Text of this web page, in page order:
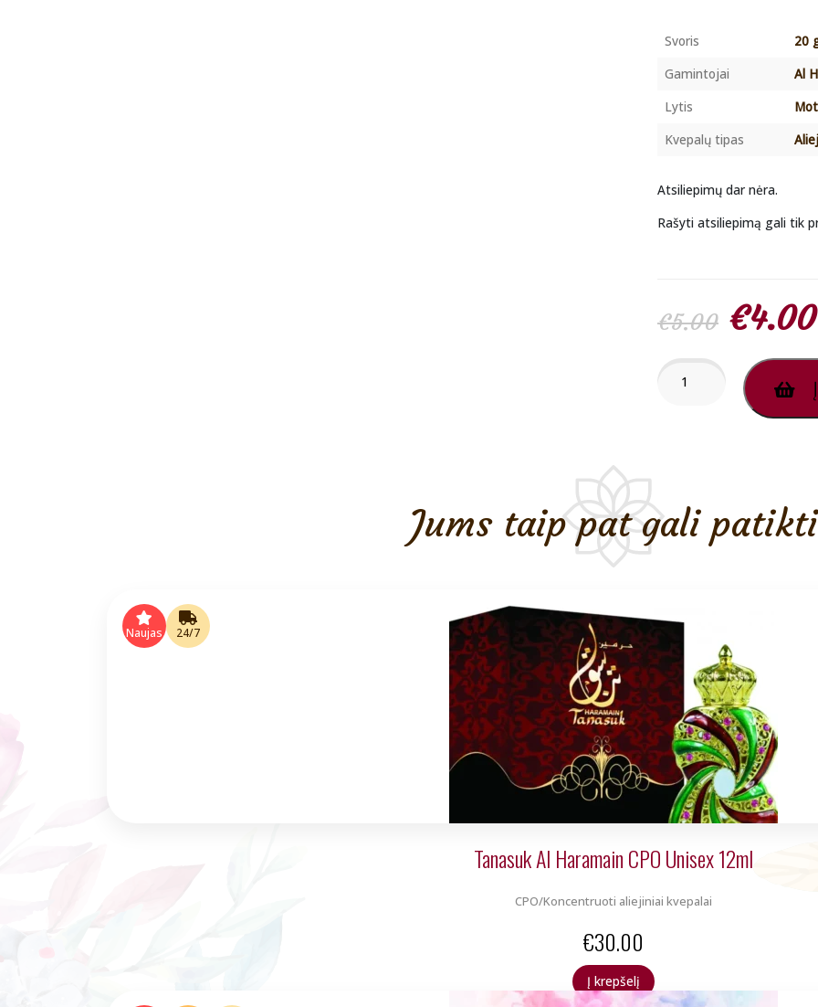
Svoris
20
Gamintojai
Al
Lytis
Kvepalų tipas
Atsiliepimų dar nėra.
Rašyti atsiliepimą gali tik
€5.00
price
was:
€4.00
produkto
kiekis:
Jums taip pat gali patikti
Naujas 24/7
Tanasuk Al Haramain CPO Unisex 12ml
CPO/Koncentruoti aliejiniai kvepalai
€30.00
Į krepšelį